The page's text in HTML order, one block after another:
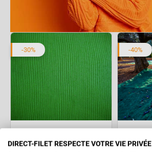
-30% -40%
DIRECT-FILET RESPECTE VOTRE VIE PRIVÉE